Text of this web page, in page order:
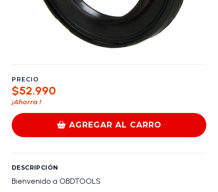
PRECIO
$52.990
¡Ahorra !
AGREGAR AL CARRO
DESCRIPCIÓN
Bienvenido a OBDTOOLS